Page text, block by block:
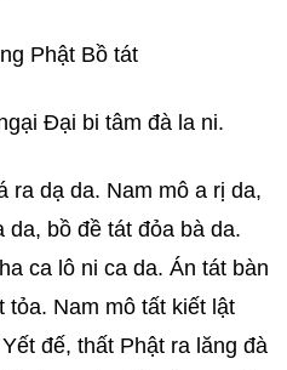
Phật Bồ tát
Đại bi tâm đà la ni.
ra dạ da. Nam mô a rị da,
bồ đề tát đỏa bà da.
ca lô ni ca da. Án tát bàn
tỏa. Nam mô tất kiết lật
đế, thất Phật ra lăng đà